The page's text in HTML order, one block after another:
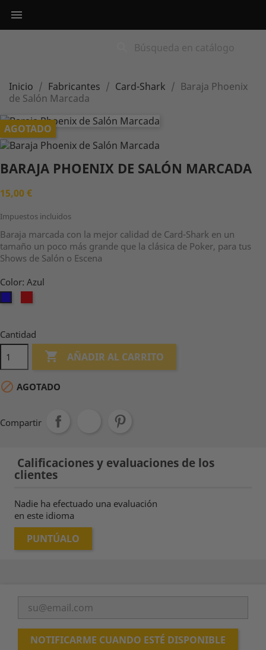

Inicio Fabricantes Card-Shark
Baraja Phoenix
de Salón Marcada
AGOTADO
BARAJA PHOENIX DE SALÓN MARCADA
15,00 €
Impuestos incluidos
Baraja marcada con la mejor calidad de Card-Shark en un
tamaño un poco más grande que la clásica de Poker, para tus
Shows de Salón o Escena
Color: Azul
Cantidad
 AÑADIR AL CARRITO
 AGOTADO
Compartir
Calificaciones y evaluaciones de los
clientes
Nadie ha efectuado una evaluación
en este idioma
PUNTÚALO
NOTIFICARME CUANDO ESTÉ DISPONIBLE